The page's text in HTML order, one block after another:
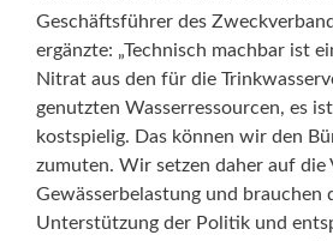
Geschäftsführer des
ergänzte: „Technisch machbar ist
Nitrat aus den für die
genutzten Wasserressourcen, es
kostspielig. Das können wir den
zumuten. Wir setzen daher auf die
Gewässerbelastung und brauchen
Unterstützung der Politik und